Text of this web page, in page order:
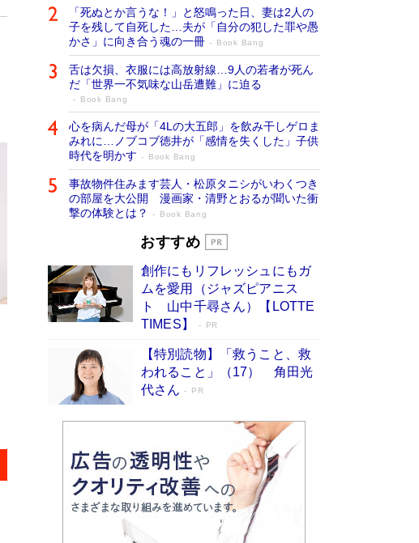
「死ぬとか言うな！」と怒鳴った日、妻は2人の
子を残して自死した…夫が「自分の犯した罪や愚
かさ」に向き合う魂の一冊
Book Bang
舌は欠損、衣服には高放射線…9人の若者が死ん
だ「世界一不気味な山岳遭難」に迫る
Book Bang
心を病んだ母が「4Lの大五郎」を飲み干しゲロま
みれに…ノブコブ徳井が「感情を失くした」子供
時代を明かす
Book Bang
事故物件住みます芸人・松原タニシがいわくつき
の部屋を大公開 漫画家・清野とおるが聞いた衝
撃の体験とは？
Book Bang
追悼・東野圭吾さん 週間ベストセラーラ
など代表作が並ぶ［文庫ベストセラー］
Book Bang
73歳でも働くしかない 「老後レス時代」に交通
誘導員の独白が話題
「なんで？ そんな馬鹿な……」90歳になった作
家・阿刀田高さんが、ひとり暮らしの生活を明か
す
Book Bang
竹内由恵の前に現れた「テレビ観ないんだよね
ぇ」という男性…夫を選んでテレ朝退社したワケ
和田秀樹の70代、80代向け新書がベスト3を独
占 上半期1位にも選出［新書ベストセラー］
Book Bang
おすすめ
創作にもリフレッシュにもガ
ムを愛用（ジャズピアニス
ト 山中千尋さん）【LOTTE
TIMES】
PR
【特別読物】「救うこと、救
われること」（17） 角田光
代さん
PR